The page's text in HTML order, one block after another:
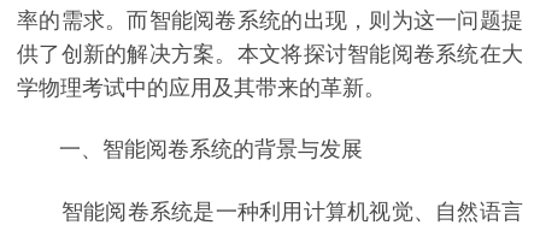
率的需求。而智能阅卷系统的出现，则为这一问题提
供了创新的解决方案。本文将探讨智能阅卷系统在大
学物理考试中的应用及其带来的革新。
一、智能阅卷系统的背景与发展
智能阅卷系统是一种利用计算机视觉、自然语言